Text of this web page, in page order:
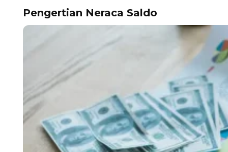
Pengertian Neraca Saldo